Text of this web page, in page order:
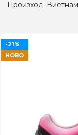
Произход: Виетнам
-21%
НОВО